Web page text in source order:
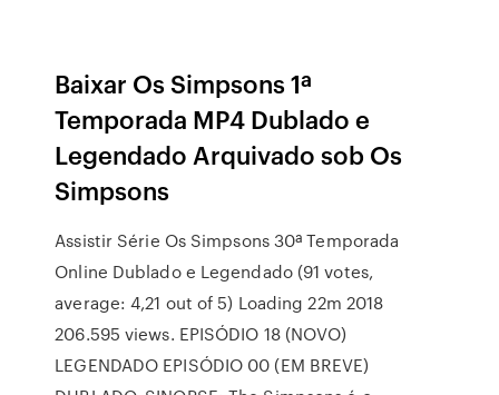
Baixar Os Simpsons 1ª
Temporada MP4 Dublado e
Legendado Arquivado sob Os
Simpsons
Assistir Série Os Simpsons 30ª Temporada
Online Dublado e Legendado (91 votes,
average: 4,21 out of 5) Loading 22m 2018
206.595 views. EPISÓDIO 18 (NOVO)
LEGENDADO EPISÓDIO 00 (EM BREVE)